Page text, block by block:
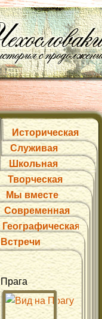
Историческая
Служивая
Школьная
Творческая
Мы вместе
Современная
Географическая
Встречи
Прага